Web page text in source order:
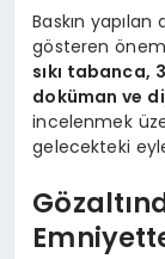
Baskın
gösteren
sıkı tabanca,
doküman ve
incelenmek
gelecekteki